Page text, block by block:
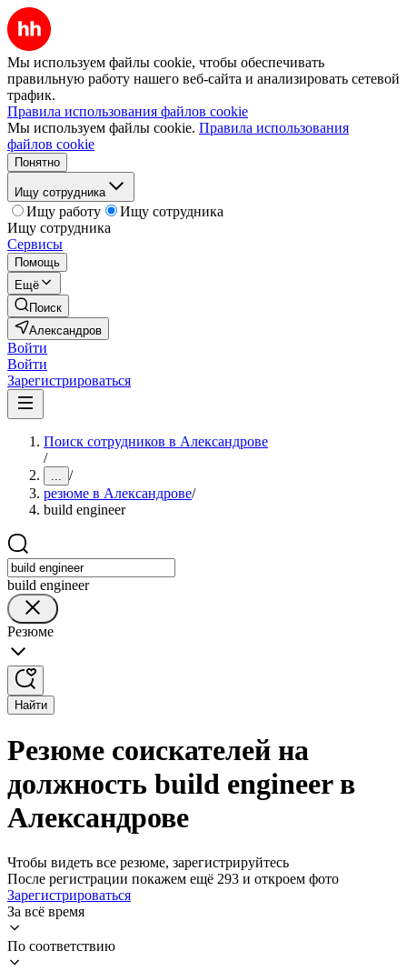
Мы используем файлы cookie, чтобы обеспечивать
правильную работу нашего веб-сайта и анализировать сетевой
трафик.
Правила использования файлов cookie
Мы используем файлы cookie. Правила использования
файлов cookie
Понятно
Ищу сотрудника
Ищу работу
Ищу сотрудника
Ищу сотрудника
Сервисы
Помощь
Ещё
Поиск
Александров
Войти
Войти
Зарегистрироваться
Поиск сотрудников в Александрове
/
... /
резюме в Александрове/
build engineer
build engineer
Резюме
Найти
Резюме соискателей на
должность build engineer в
Александрове
Чтобы видеть все резюме, зарегистрируйтесь
После регистрации покажем ещё 293 и откроем фото
Зарегистрироваться
За всё время
По соответствию